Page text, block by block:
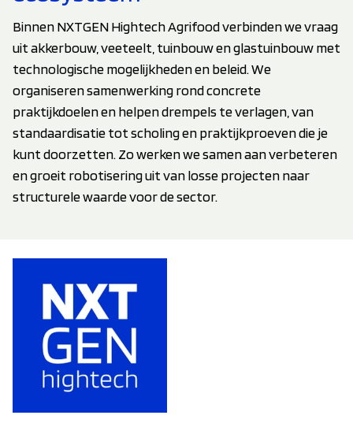
Binnen NXTGEN Hightech Agrifood verbinden we vraag
uit akkerbouw, veeteelt, tuinbouw en glastuinbouw met
technologische mogelijkheden en beleid. We
organiseren samenwerking rond concrete
praktijkdoelen en helpen drempels te verlagen, van
standaardisatie tot scholing en praktijkproeven die je
kunt doorzetten. Zo werken we samen aan verbeteren
en groeit robotisering uit van losse projecten naar
structurele waarde voor de sector.